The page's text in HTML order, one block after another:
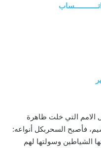
الامم التي خلت ظاهرة
فأصبح السحربكل أنواعه:
الشياطين وسولتها لهم